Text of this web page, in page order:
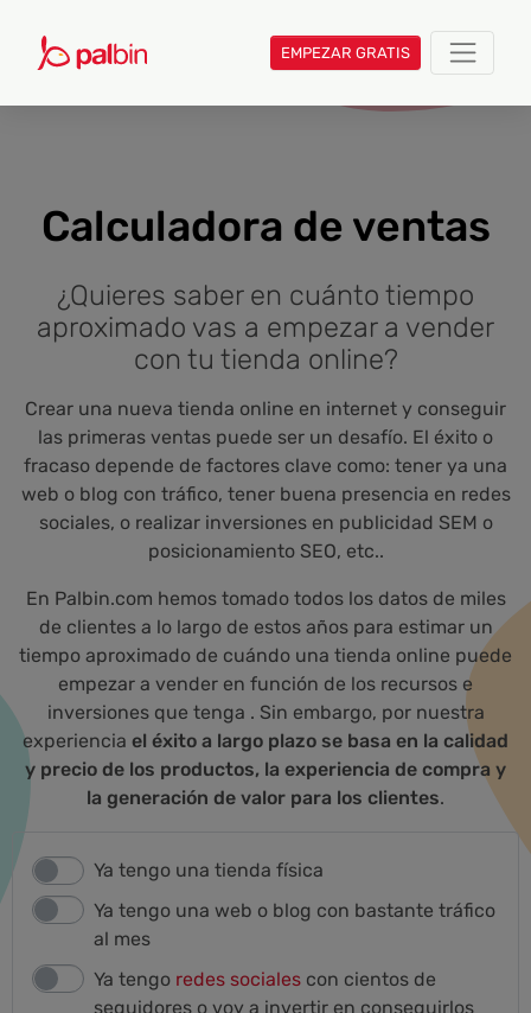
EMPEZAR GRATIS
Calculadora de ventas
¿Quieres saber en cuánto tiempo
aproximado vas a empezar a vender
con tu tienda online?
Crear una nueva tienda online en internet y conseguir
las primeras ventas puede ser un desafío. El éxito o
fracaso depende de factores clave como: tener ya una
web o blog con tráfico, tener buena presencia en redes
sociales, o realizar inversiones en publicidad SEM o
posicionamiento SEO, etc..
En Palbin.com hemos tomado todos los datos de miles
de clientes a lo largo de estos años para estimar un
tiempo aproximado de cuándo una tienda online puede
empezar a vender en función de los recursos e
inversiones que tenga . Sin embargo, por nuestra
experiencia el éxito a largo plazo se basa en la calidad
y precio de los productos, la experiencia de compra y
la generación de valor para los clientes.
Ya tengo una tienda física
Ya tengo una web o blog con bastante tráfico
al mes
Ya tengo redes sociales con cientos de
seguidores o voy a invertir en conseguirlos